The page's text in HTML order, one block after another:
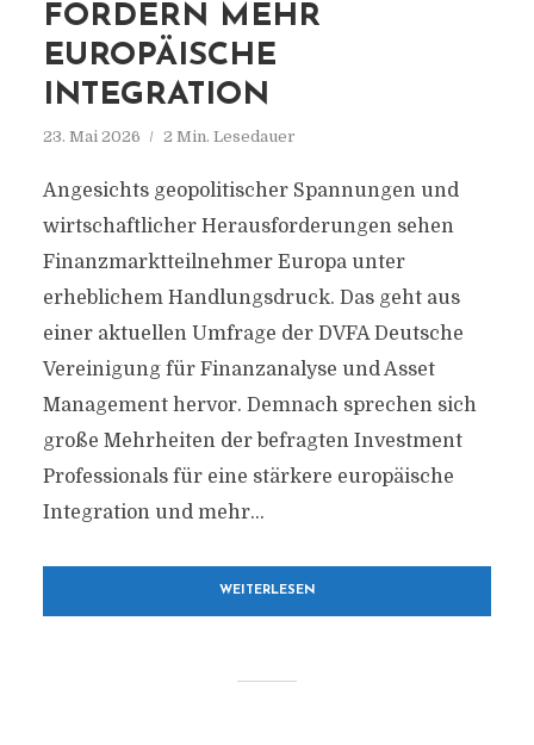
FORDERN MEHR
EUROPÄISCHE
INTEGRATION
23. Mai 2026 2 Min. Lesedauer
Angesichts geopolitischer Spannungen und
wirtschaftlicher Herausforderungen sehen
Finanzmarktteilnehmer Europa unter
erheblichem Handlungsdruck. Das geht aus
einer aktuellen Umfrage der DVFA Deutsche
Vereinigung für Finanzanalyse und Asset
Management hervor. Demnach sprechen sich
große Mehrheiten der befragten Investment
Professionals für eine stärkere europäische
Integration und mehr...
WEITERLESEN